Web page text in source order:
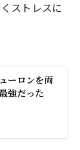
ストレスに
ーロンを両
強だった